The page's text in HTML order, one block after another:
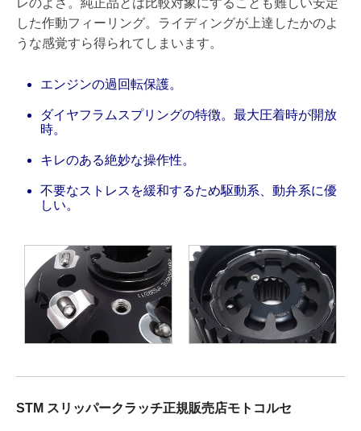
レのよさ。純正品とは比較対象にすることも難しい安定
した作動フィーリング。ライディングが上達したかのよ
うな感覚すら得られてしまいます。
エンジンの過回転保護。
ダイヤフラムスプリングの特徴。最大圧着時が開放
時。
キレのある絶妙な操作性。
不要なストレスを緩和するため駆動系、動弁系に優
しい。
STM スリッパークラッチ正規販売店モトコルセ